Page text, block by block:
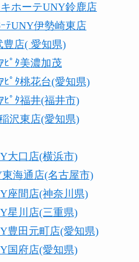
ホーテUNY鈴鹿店
ﾃUNY伊勢崎東店
豊店( 愛知県)
ﾋﾟﾀ美濃加茂
ﾋﾟﾀ桃花台(愛知県)
ﾋﾟﾀ福井(福井市)
沢東店(愛知県)
大口店(横浜市)
東海通店(名古屋市)
座間店(神奈川県)
星川店(三重県)
豊田元町店(愛知県)
国府店(愛知県)